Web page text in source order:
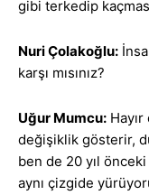
gibi terkedip
Nuri Çolakoğlu:
karşı mısınız?
Uğur Mumcu:
değişiklik gösterir,
ben de 20 yıl
aynı çizgide